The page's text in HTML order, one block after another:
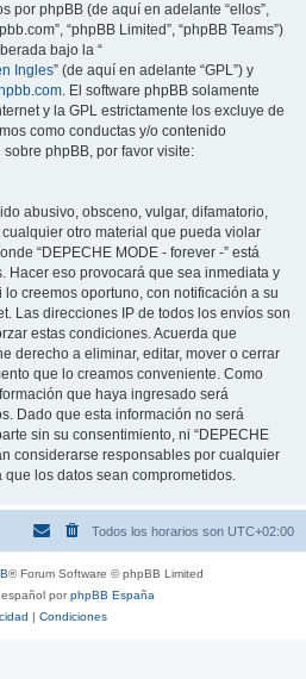
por phpBB (de aquí en adelante “ellos”,
“phpBB Limited”, “phpBB Teams”)
bajo la “
Ingles” (de aquí en adelante “GPL”) y
. El software phpBB solamente
y la GPL estrictamente los excluye de
como conductas y/o contenido
phpBB, por favor visite:
abusivo, obsceno, vulgar, difamatorio,
otro material que pueda violar
“DEPECHE MODE - forever -” está
Hacer eso provocará que sea inmediata y
creemos oportuno, con notificación a su
Las direcciones IP de todos los envíos son
estas condiciones. Acuerda que
derecho a eliminar, editar, mover o cerrar
que lo creamos conveniente. Como
que haya ingresado será
Dado que esta información no será
sin su consentimiento, ni “DEPECHE
considerarse responsables por cualquier
los datos sean comprometidos.
Todos los horarios son UTC+02:00
® Forum Software © phpBB Limited
porphpBB España
| Condiciones